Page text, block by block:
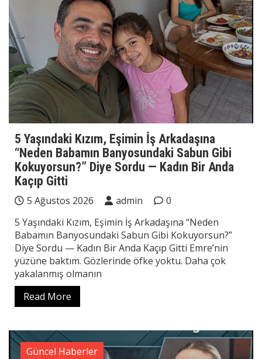
5 Yaşındaki Kızım, Eşimin İş Arkadaşına
“Neden Babamın Banyosundaki Sabun Gibi
Kokuyorsun?” Diye Sordu — Kadın Bir Anda
Kaçıp Gitti
5 Ağustos 2026 admin
0
5 Yaşındaki Kızım, Eşimin İş Arkadaşına “Neden
Babamın Banyosundaki Sabun Gibi Kokuyorsun?”
Diye Sordu — Kadın Bir Anda Kaçıp Gitti Emre’nin
yüzüne baktım. Gözlerinde öfke yoktu. Daha çok
yakalanmış olmanın
Read More
Güncel Haberler